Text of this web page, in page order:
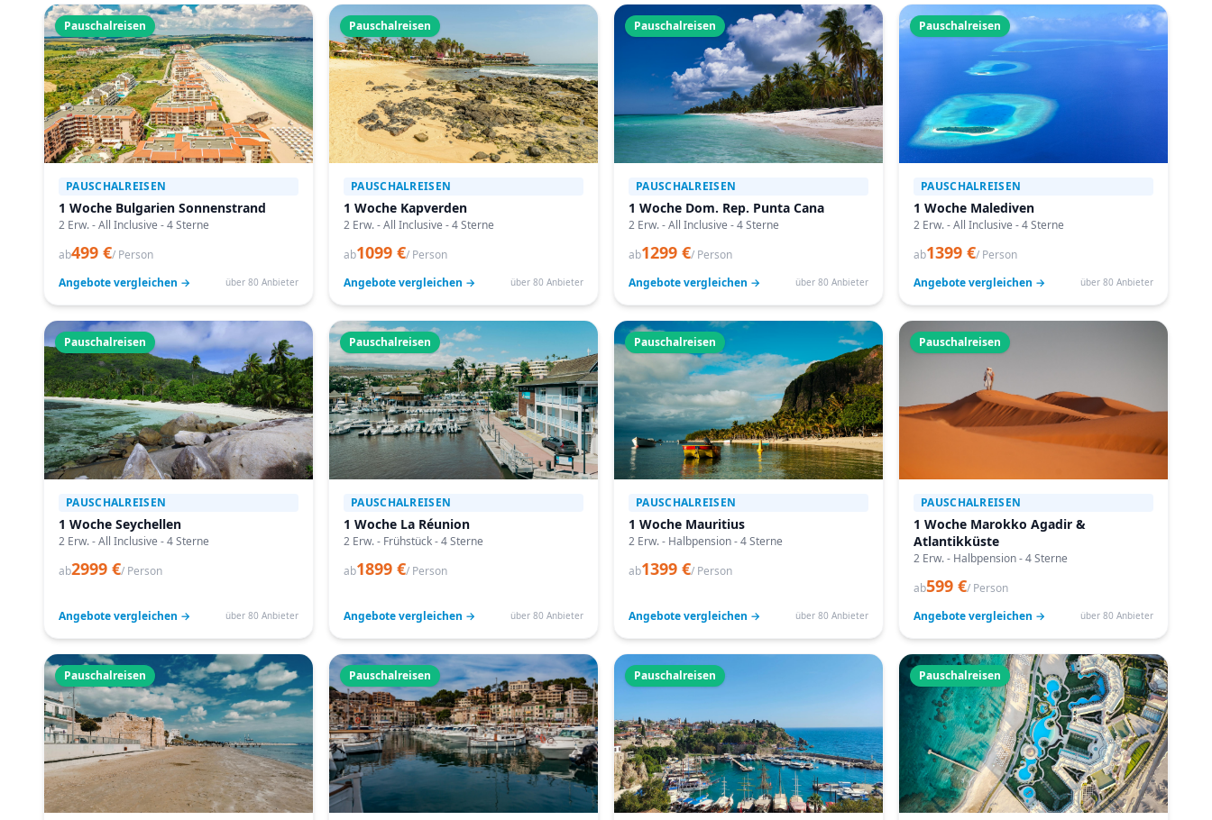
Pauschalreisen
PAUSCHALREISEN
1 Woche Bulgarien Sonnenstrand
2 Erw. - All Inclusive - 4 Sterne
ab499 €/ Person
Angebote vergleichen →
über 80 Anbieter
Pauschalreisen
PAUSCHALREISEN
1 Woche Kapverden
2 Erw. - All Inclusive - 4 Sterne
ab1099 €/ Person
Angebote vergleichen →
über 80 Anbieter
Pauschalreisen
PAUSCHALREISEN
1 Woche Dom. Rep. Punta Cana
2 Erw. - All Inclusive - 4 Sterne
ab1299 €/ Person
Angebote vergleichen →
über 80 Anbieter
Pauschalreisen
PAUSCHALREISEN
1 Woche Malediven
2 Erw. - All Inclusive - 4 Sterne
ab1399 €/ Person
Angebote vergleichen →
über 80 Anbieter
Pauschalreisen
PAUSCHALREISEN
1 Woche Seychellen
2 Erw. - All Inclusive - 4 Sterne
ab2999 €/ Person
Angebote vergleichen → über 80 Anbieter
Pauschalreisen
PAUSCHALREISEN
1 Woche La Réunion
2 Erw. - Frühstück - 4 Sterne
ab1899 €/ Person
Angebote vergleichen → über 80 Anbieter
Pauschalreisen
PAUSCHALREISEN
1 Woche Mauritius
2 Erw. - Halbpension - 4 Sterne
ab1399 €/ Person
Angebote vergleichen → über 80 Anbieter
Pauschalreisen
PAUSCHALREISEN
1 Woche Marokko Agadir &
Atlantikküste
2 Erw. - Halbpension - 4 Sterne
ab599 €/ Person
Angebote vergleichen →
über 80 Anbieter
Pauschalreisen Pauschalreisen Pauschalreisen Pauschalreisen